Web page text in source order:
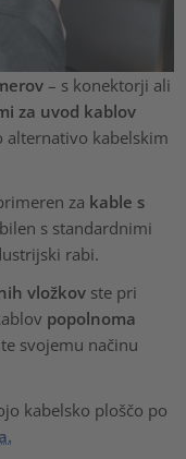
– s konektorji ali
za uvod kablov
alternativo kabelskim
za kable s
s standardnimi
rabi.
vložkov ste pri
popolnoma
svojemu načinu
kabelsko ploščo po